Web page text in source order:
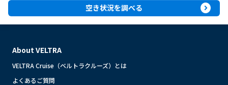
空き状況を調べる expand_circle_right
About VELTRA
VELTRA Cruise（ベルトラクルーズ）とは
よくあるご質問